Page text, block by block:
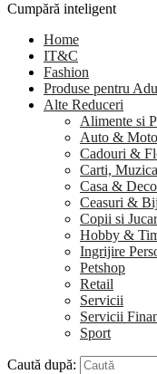
Cumpără inteligent
Home
IT&C
Fashion
Produse pentru
Alte Reduceri
Alimente si
Auto & Moto
Cadouri &
Carti,
Casa &
Ceasuri &
Copii si
Hobby &
Ingrijire
Petshop
Retail
Servicii
Servicii
Sport
Caută după: